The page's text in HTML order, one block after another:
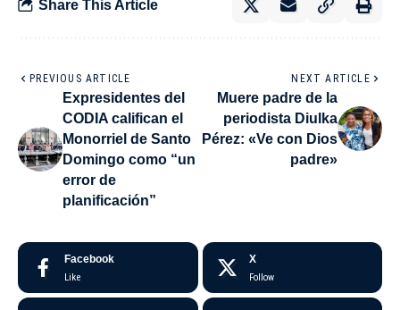
Share This Article
PREVIOUS ARTICLE
Expresidentes del
CODIA califican el
Monorriel de Santo
Domingo como “un
error de
planificación”
NEXT ARTICLE
Muere padre de la
periodista Diulka
Pérez: «Ve con Dios
padre»
Facebook
Like
X
Follow